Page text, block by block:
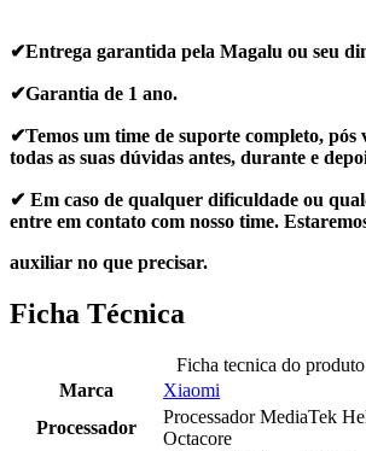
✔Entrega garantida pela Magalu ou seu
✔Garantia de 1 ano.
✔Temos um time de suporte completo,
todas as suas dúvidas antes, durante e
✔ Em caso de qualquer dificuldade ou
entre em contato com nosso time.
auxiliar no que precisar.
Ficha Técnica
Ficha tecnica do produto
Marca
Xiaomi
Processador
Processador MediaTek
Octacore